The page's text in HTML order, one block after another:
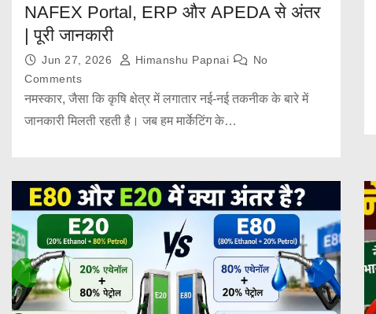
NAFEX Portal, ERP और APEDA से अंतर
| पूरी जानकारी
Jun 27, 2026 Himanshu Papnai
No
Comments
नमस्कार, जैसा कि कृषि क्षेत्र में लगातार नई-नई तकनीक के बारे में
जानकारी मिलती रहती है। जब हम मार्केटिंग के…